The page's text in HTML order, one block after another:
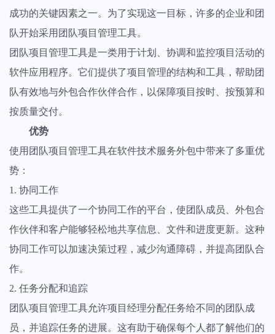
项目集管理
获得所有项目的全景视图，轻松发现障碍保持工作顺利进行
查看全部功能
成功的关键因素之一。为了实现这一目标，许多的企业和团
队开始采用团队项目管理工具。
团队项目管理工具是一类用于计划、协调和监控项目活动的
软件应用程序。它们提供了项目管理的结构和工具，帮助团
队有效地与外包合作伙伴合作，以保障项目按时、按预算和
按质量交付。
优势
使用团队项目管理工具在软件技术服务外包中带来了多重优
势：
1. 协同工作
这些工具提供了一个协同工作的平台，使团队成员、外包合
作伙伴和客户能够轻松地共享信息、文件和进度更新。这种
协同工作可以加速决策过程，减少沟通障碍，并提高团队合
作。
2. 任务分配和追踪
团队项目管理工具允许项目经理分配任务给不同的团队成
员，并追踪任务的进展。这有助于确保每个人都了解他们的